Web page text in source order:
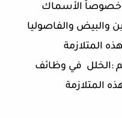
خصوصاً الأسماك
والبيض والفاصوليا
المتلازمة
:الخلل في وظائف
المتلازمة